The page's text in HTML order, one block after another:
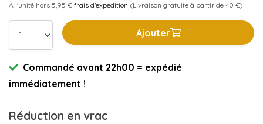
À l'unité hors 5,95 € frais d'expédition (Livraison gratuite à partir de 40 €)
Ajouter
Commandé avant 22h00 = expédié
immédiatement !
Réduction en vrac